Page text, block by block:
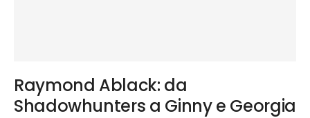
Raymond Ablack: da
Shadowhunters a Ginny e Georgia